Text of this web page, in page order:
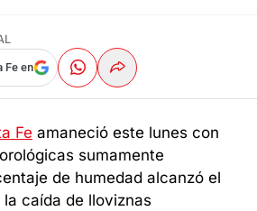
Fe en
Fe amaneció este lunes con
sumamente
de humedad alcanzó el
caída de lloviznas